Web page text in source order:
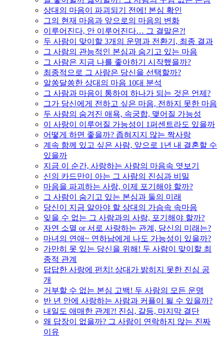
상대의 마음이 파괴되기 전에! 본심 확인
그의 현재 마음과 앞으로의 마음의 변화
이루어진다, 안 이루어진다… 그 결말은?!
두 사람이 맞이할 3개의 운명과 전환기, 최종 결과
그 사람의 관능적인 본심과 숨기고 있는 마음
그 사람은 지금 나를 좋아하기 시작했을까?
최종적으로 그 사람은 당신을 선택할까?
알쏭달쏭한 상대의 마음 10대 분석
그 사람과 마음이 통하여 하나가 되는 것은 언제?
그가 당신에게 전하고 싶은 마음, 전하지 못한 마음
두 사람의 숨겨진 애욕, 속궁합, 맺어질 가능성
이 사랑이 이루어질 가능성이 1퍼센트라도 있을까
어떻게 하면 좋을까? 좁혀지지 않는 짝사랑
계속 함께 있고 싶은 사람, 앞으로 1년 내 결혼할 수
있을까
지금 이 순간, 사랑하는 사람의 마음속 엿보기
신의 카드만이 아는 그 사람의 진심과 비밀
마음을 파괴하는 사랑, 이제 포기해야 할까?
그 사람이 숨기고 있는 본심과 둘의 미래
당신이 지금 알아야 할 상대의 가슴속 속마음
잊을 수 없는 그 사람과의 사랑, 포기해야 할까?
자연 소멸 or 서로 사랑하는 관계, 당신의 미래는?
마녀의 연애~ 연하남에게 나도 가능성이 있을까?
가만히 못 있는 당신을 위해! 두 사람이 맞이할 최
종적 관계
답답한 사랑에 펀치! 상대가 밝히지 못한 진심 공
개
거부할 수 없는 본심 고백! 두 사람의 모든 운명
반 년 안에 사랑하는 사람과 커플이 될 수 있을까?
내일도 애매한 관계?! 진심, 갈등, 마지막 결단
왜 답장이 없을까? 그 사람이 연락하지 않는 진짜
이유